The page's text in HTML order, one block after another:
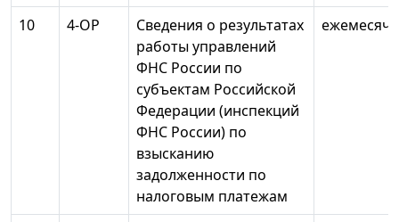
10 4-ОР
Сведения о результатах
работы управлений
ФНС России по
субъектам Российской
Федерации (инспекций
ФНС России) по
взысканию
задолженности по
налоговым платежам